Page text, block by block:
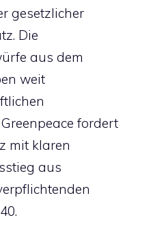
gesetzlicher
Die
aus dem
weit
fordert
mit klaren
aus